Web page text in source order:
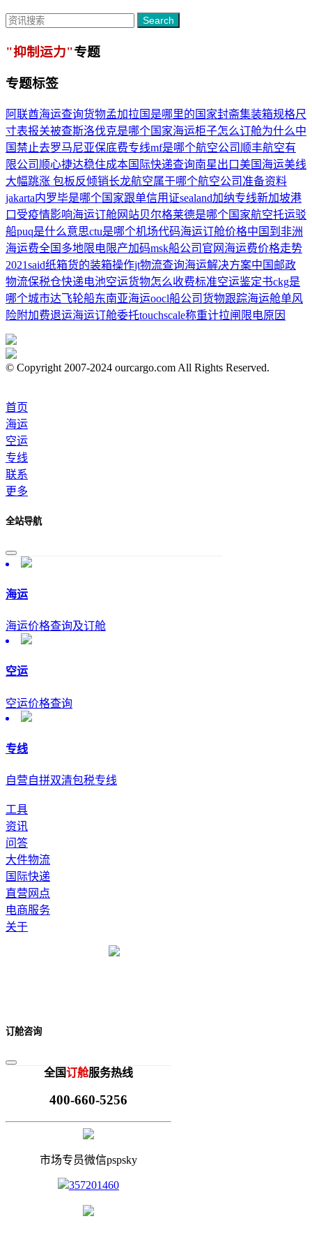
Search
"抑制运力"专题
专题标签
阿联酋海运查询货物孟加拉国是哪里的国家封斋集装箱规格尺
寸表报关被查斯洛伐克是哪个国家海运柜子怎么订舱为什么中
国禁止去罗马尼亚保底费专线mf是哪个航空公司 顺丰航空有
限公司 顺心捷达稳住成本国际快递查询南星出口美国海运美线
大幅跳涨 包板反倾销长龙航空属于哪个航空公司 准备资料
jakarta内罗毕是哪个国家跟单信用证sealand加纳专线新加坡港
口 受疫情影响海运订舱网站贝尔格莱德是哪个国家航空托运驳
船puq是什么意思ctu是哪个机场代码海运订舱价格中国到非洲
海运费全国多地限电限产加码msk船公司官网 海运费价格走势
2021said纸箱货的装箱操作jt物流查询海运解决方案中国邮政
物流保税仓快递电池空运货物怎么收费标准空运鉴定书ckg是
哪个城市达飞轮船东南亚海运oocl船公司货物跟踪海运舱单风
险附加费退运海运订舱委托touchscale称重计拉闸限电原因
© Copyright 2007-2024 ourcargo.com All Rights Reserved.
首页
海运
空运
专线
联系
更多
全站导航
海运
海运价格查询及订舱
空运
空运价格查询
专线
自营自拼双清包税专线
工具
资讯
问答
大件物流
国际快递
直营网点
电商服务
关于
订舱咨询
全国订舱服务热线
400-660-5256
市场专员微信pspsky
357201460